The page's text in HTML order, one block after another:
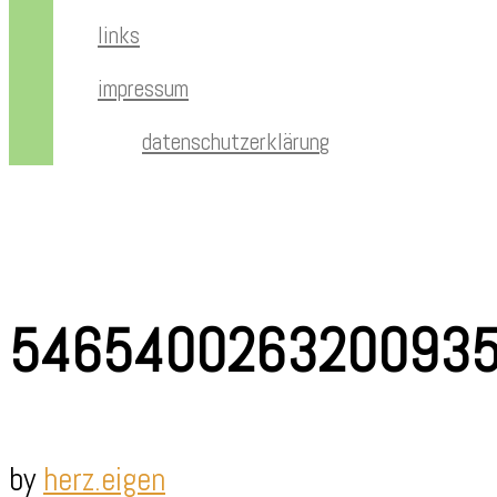
links
impressum
datenschutzerklärung
by herz.eigen